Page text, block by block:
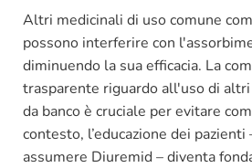
Altri medicinali di uso comune
possono interferire con
diminuendo la sua efficacia. La
trasparente riguardo all'uso di
da banco è cruciale per evitare
contesto, l’educazione dei
assumere Diuremid – diventa